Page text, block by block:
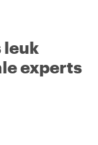
leuk
experts